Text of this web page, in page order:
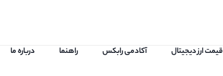
قیمت ارز دیجیتال آکادمی رابکس راهنما درباره ما